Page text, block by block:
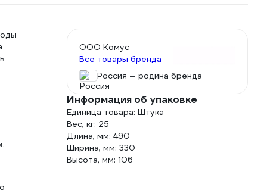
.
ООО Комус
Все товары бренда
Россия — родина бренда
Информация об упаковке
Единица товара: Штука
Вес, кг: 25
Длина, мм: 490
Ширина, мм: 330
Высота, мм: 106